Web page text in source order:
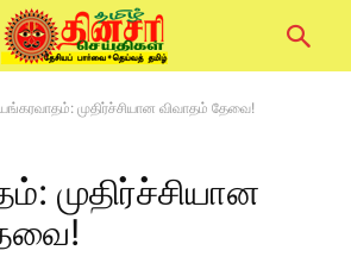
முதிர்ச்சியான விவாதம் தேவை!
முதிர்ச்சியான